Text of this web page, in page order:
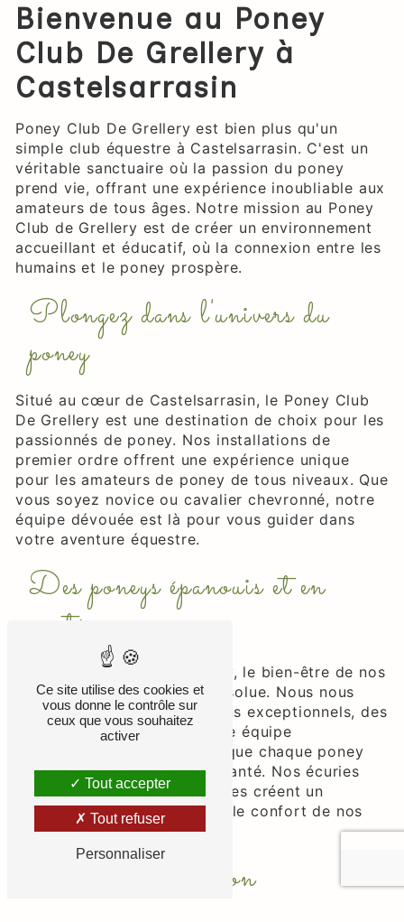
Bienvenue au Poney
Club De Grellery à
Castelsarrasin
Poney Club De Grellery est bien plus qu'un
simple club équestre à Castelsarrasin. C'est un
véritable sanctuaire où la passion du poney
prend vie, offrant une expérience inoubliable aux
amateurs de tous âges. Notre mission au Poney
Club de Grellery est de créer un environnement
accueillant et éducatif, où la connexion entre les
humains et le poney prospère.
Plongez dans l'univers du
poney
Situé au cœur de Castelsarrasin, le Poney Club
De Grellery est une destination de choix pour les
passionnés de poney. Nos installations de
premier ordre offrent une expérience unique
pour les amateurs de poney de tous niveaux. Que
vous soyez novice ou cavalier chevronné, notre
équipe dévouée est là pour vous guider dans
votre aventure équestre.
Des poneys épanouis et en
santé
Chez Poney Club De Grellery, le bien-être de nos
poneys est notre priorité absolue. Nous nous
engageons à fournir des soins exceptionnels, des
installations modernes et une équipe
expérimentée pour garantir que chaque poney
soit heureux et en parfaite santé. Nos écuries
spacieuses et bien entretenues créent un
environnement optimal pour le confort de nos
poneys.
Leçons d'équitation
Ce site utilise des cookies et
vous donne le contrôle sur
ceux que vous souhaitez
activer
Tout accepter
Tout refuser
Personnaliser